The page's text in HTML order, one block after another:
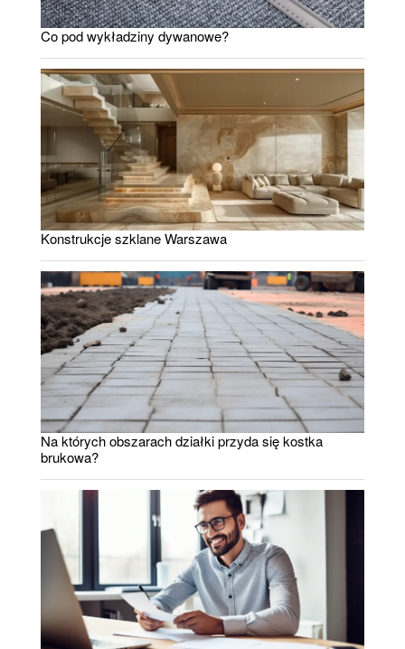
Co pod wykładziny dywanowe?
Konstrukcje szklane Warszawa
Na których obszarach działki przyda się kostka
brukowa?